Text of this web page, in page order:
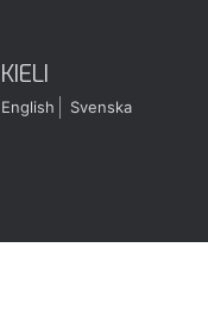
KIELI
English Svenska